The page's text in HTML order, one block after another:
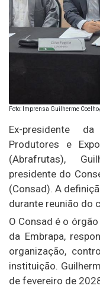
Foto: Imprensa Guilherme
Ex-presidente
Produtores e
(Abrafrutas),
presidente do
(Consad). A
durante reunião do
O Consad é o
da Embrapa,
organização,
instituição.
de fevereiro de